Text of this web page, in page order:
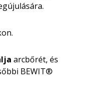
arcbőrét, és
BEWIT®